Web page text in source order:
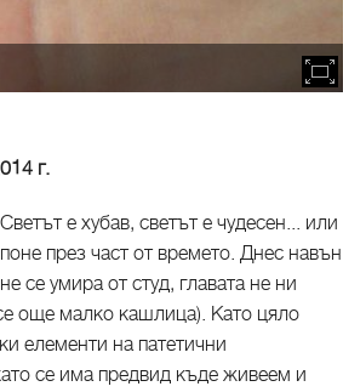
г.
Светът е хубав, светът е чудесен... или
поне през част от времето. Днес навън
не се умира от студ, главата не ни
още малко кашлица). Като цяло
елементи на патетични
се има предвид къде живеем и